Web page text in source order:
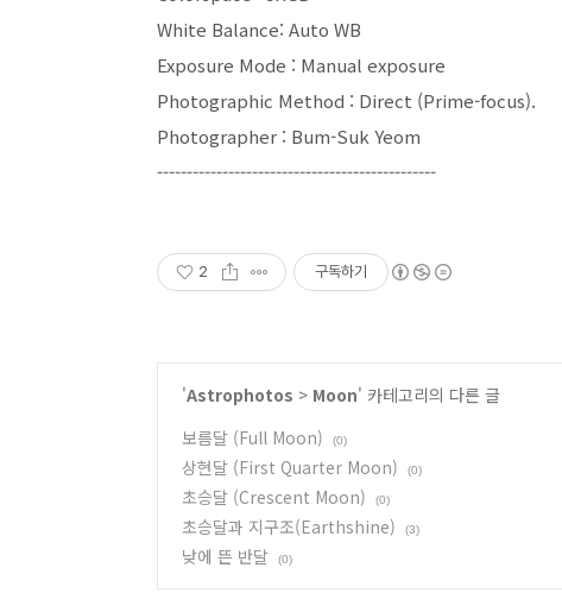
White Balance: Auto WB
Exposure Mode : Manual exposure
Photographic Method : Direct (Prime-focus).
Photographer : Bum-Suk Yeom
-----------------------------------------------
2 구독하기
'Astrophotos > Moon' 카테고리의 다른 글
보름달 (Full Moon)
(0)
상현달 (First Quarter Moon) (0)
초승달 (Crescent Moon) (0)
초승달과 지구조(Earthshine) (3)
낮에 뜬 반달 (0)